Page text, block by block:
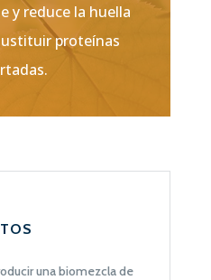
y reduce la huella
proteínas
una biomezcla de